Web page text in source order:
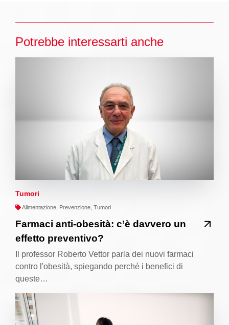
Potrebbe interessarti anche
Tumori
Alimentazione, Prevenzione, Tumori
Farmaci anti-obesità: c’è davvero un
effetto preventivo?
Il professor Roberto Vettor parla dei nuovi farmaci
contro l'obesità, spiegando perché i benefici di
queste…